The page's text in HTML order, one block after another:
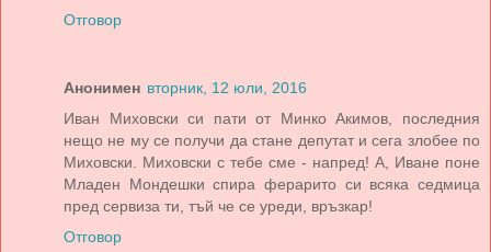
Отговор
Анонимен вторник, 12 юли, 2016
Иван Миховски си пати от Минко Акимов, последния
нещо не му се получи да стане депутат и сега злобее по
Миховски. Миховски с тебе сме - напред! А, Иване поне
Младен Мондешки спира ферарито си всяка седмица
пред сервиза ти, тъй че се уреди, връзкар!
Отговор